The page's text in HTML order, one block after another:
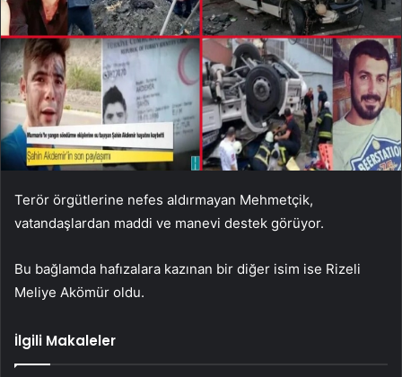
Terör örgütlerine nefes aldırmayan Mehmetçik,
vatandaşlardan maddi ve manevi destek görüyor.
Bu bağlamda hafızalara kazınan bir diğer isim ise Rizeli
Meliye Akömür oldu.
İlgili Makaleler